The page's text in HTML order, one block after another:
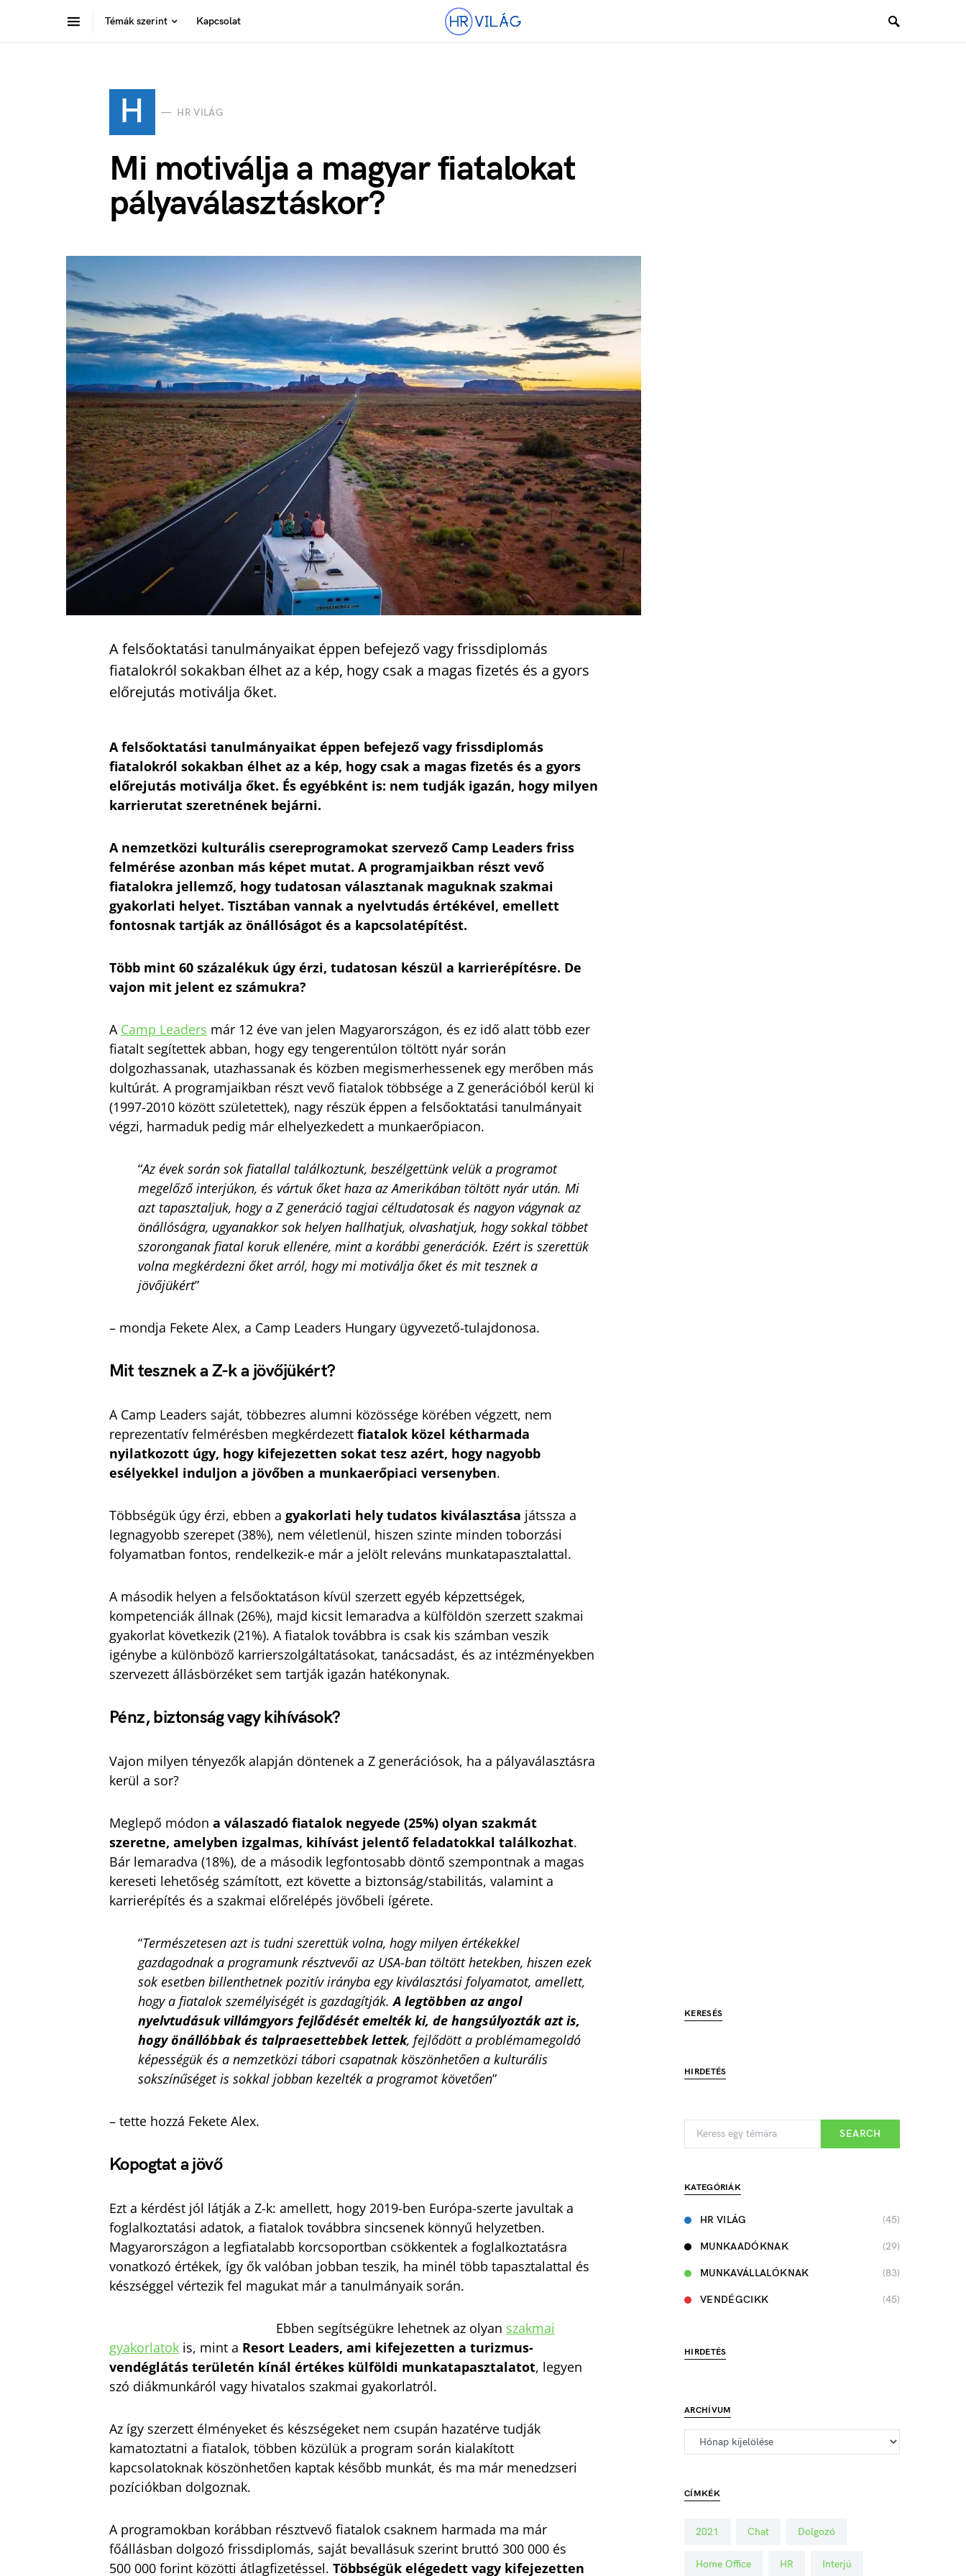
Témák szerint Kapcsolat
H HR VILÁG
Mi motiválja a magyar fiatalokat
pályaválasztáskor?
A felsőoktatási tanulmányaikat éppen befejező vagy frissdiplomás
fiatalokról sokakban élhet az a kép, hogy csak a magas fizetés és a gyors
előrejutás motiválja őket.
A felsőoktatási tanulmányaikat éppen befejező vagy frissdiplomás
fiatalokról sokakban élhet az a kép, hogy csak a magas fizetés és a gyors
előrejutás motiválja őket. És egyébként is: nem tudják igazán, hogy milyen
karrierutat szeretnének bejárni.
A nemzetközi kulturális csereprogramokat szervező Camp Leaders friss
felmérése azonban más képet mutat. A programjaikban részt vevő
fiatalokra jellemző, hogy tudatosan választanak maguknak szakmai
gyakorlati helyet. Tisztában vannak a nyelvtudás értékével, emellett
fontosnak tartják az önállóságot és a kapcsolatépítést.
Több mint 60 százalékuk úgy érzi, tudatosan készül a karrierépítésre. De
vajon mit jelent ez számukra?
A Camp Leaders már 12 éve van jelen Magyarországon, és ez idő alatt több ezer
fiatalt segítettek abban, hogy egy tengerentúlon töltött nyár során
dolgozhassanak, utazhassanak és közben megismerhessenek egy merőben más
kultúrát. A programjaikban részt vevő fiatalok többsége a Z generációból kerül ki
(1997-2010 között születettek), nagy részük éppen a felsőoktatási tanulmányait
végzi, harmaduk pedig már elhelyezkedett a munkaerőpiacon.
“Az évek során sok fiatallal találkoztunk, beszélgettünk velük a programot
megelőző interjúkon, és vártuk őket haza az Amerikában töltött nyár után. Mi
azt tapasztaljuk, hogy a Z generáció tagjai céltudatosak és nagyon vágynak az
önállóságra, ugyanakkor sok helyen hallhatjuk, olvashatjuk, hogy sokkal többet
szoronganak fiatal koruk ellenére, mint a korábbi generációk. Ezért is szerettük
volna megkérdezni őket arról, hogy mi motiválja őket és mit tesznek a
jövőjükért”
– mondja Fekete Alex, a Camp Leaders Hungary ügyvezető-tulajdonosa.
Mit tesznek a Z-k a jövőjükért?
A Camp Leaders saját, többezres alumni közössége körében végzett, nem
reprezentatív felmérésben megkérdezett fiatalok közel kétharmada
nyilatkozott úgy, hogy kifejezetten sokat tesz azért, hogy nagyobb
esélyekkel induljon a jövőben a munkaerőpiaci versenyben.
Többségük úgy érzi, ebben a gyakorlati hely tudatos kiválasztása játssza a
legnagyobb szerepet (38%), nem véletlenül, hiszen szinte minden toborzási
folyamatban fontos, rendelkezik-e már a jelölt releváns munkatapasztalattal.
A második helyen a felsőoktatáson kívül szerzett egyéb képzettségek,
kompetenciák állnak (26%), majd kicsit lemaradva a külföldön szerzett szakmai
gyakorlat következik (21%). A fiatalok továbbra is csak kis számban veszik
igénybe a különböző karrierszolgáltatásokat, tanácsadást, és az intézményekben
szervezett állásbörzéket sem tartják igazán hatékonynak.
Pénz, biztonság vagy kihívások?
Vajon milyen tényezők alapján döntenek a Z generációsok, ha a pályaválasztásra
kerül a sor?
Meglepő módon a válaszadó fiatalok negyede (25%) olyan szakmát
szeretne, amelyben izgalmas, kihívást jelentő feladatokkal találkozhat.
Bár lemaradva (18%), de a második legfontosabb döntő szempontnak a magas
kereseti lehetőség számított, ezt követte a biztonság/stabilitás, valamint a
karrierépítés és a szakmai előrelépés jövőbeli ígérete.
“Természetesen azt is tudni szerettük volna, hogy milyen értékekkel
gazdagodnak a programunk résztvevői az USA-ban töltött hetekben, hiszen ezek
sok esetben billenthetnek pozitív irányba egy kiválasztási folyamatot, amellett,
hogy a fiatalok személyiségét is gazdagítják.A legtöbben az angol
nyelvtudásuk villámgyors fejlődését emelték ki, de hangsúlyozták azt is,
hogy önállóbbak és talpraesettebbek lettek, fejlődött a problémamegoldó
képességük és a nemzetközi tábori csapatnak köszönhetően a kulturális
sokszínűséget is sokkal jobban kezelték a programot követően”
– tette hozzá Fekete Alex.
Kopogtat a jövő
Ezt a kérdést jól látják a Z-k: amellett, hogy 2019-ben Európa-szerte javultak a
foglalkoztatási adatok, a fiatalok továbbra sincsenek könnyű helyzetben.
Magyarországon a legfiatalabb korcsoportban csökkentek a foglalkoztatásra
vonatkozó értékek, így ők valóban jobban teszik, ha minél több tapasztalattal és
készséggel vértezik fel magukat már a tanulmányaik során.
Ebben segítségükre lehetnek az olyan szakmai
gyakorlatok is, mint a Resort Leaders, ami kifejezetten a turizmus-
vendéglátás területén kínál értékes külföldi munkatapasztalatot, legyen
szó diákmunkáról vagy hivatalos szakmai gyakorlatról.
Az így szerzett élményeket és készségeket nem csupán hazatérve tudják
kamatoztatni a fiatalok, többen közülük a program során kialakított
kapcsolatoknak köszönhetően kaptak később munkát, és ma már menedzseri
pozíciókban dolgoznak.
A programokban korábban résztvevő fiatalok csaknem harmada ma már
főállásban dolgozó frissdiplomás, saját bevallásuk szerint bruttó 300 000 és
500 000 forint közötti átlagfizetéssel. Többségük elégedett vagy kifejezetten
KERESÉS
HIRDETÉS
SEARCH
KATEGÓRIÁK
HR VILÁG (45)
MUNKAADÓKNAK (29)
MUNKAVÁLLALÓKNAK (83)
VENDÉGCIKK (45)
HIRDETÉS
ARCHÍVUM
CÍMKÉK
2021 Chat Dolgozó
Home Office HR Interjú